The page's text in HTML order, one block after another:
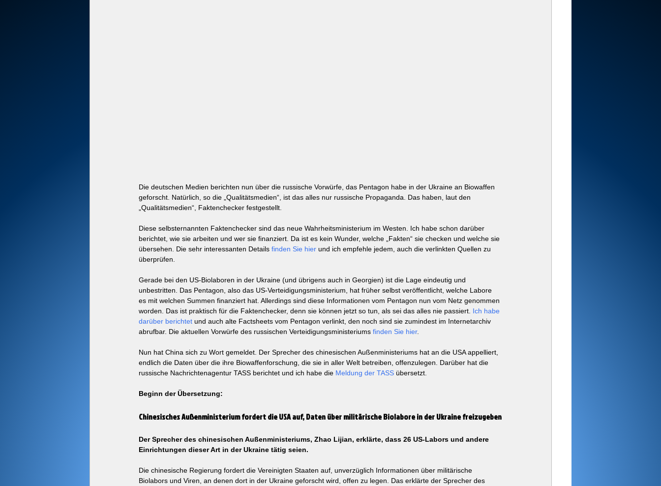
Die deutschen Medien berichten nun über die russische Vorwürfe, das Pentagon habe in der Ukraine an Biowaffen
geforscht. Natürlich, so die „Qualitätsmedien“, ist das alles nur russische Propaganda. Das haben, laut den
„Qualitätsmedien“, Faktenchecker festgestellt.
Diese selbsternannten Faktenchecker sind das neue Wahrheitsministerium im Westen. Ich habe schon darüber
berichtet, wie sie arbeiten und wer sie finanziert. Da ist es kein Wunder, welche „Fakten“ sie checken und welche sie
übersehen. Die sehr interessanten Details finden Sie hier und ich empfehle jedem, auch die verlinkten Quellen zu
überprüfen.
Gerade bei den US-Biolaboren in der Ukraine (und übrigens auch in Georgien) ist die Lage eindeutig und
unbestritten. Das Pentagon, also das US-Verteidigungsministerium, hat früher selbst veröffentlicht, welche Labore
es mit welchen Summen finanziert hat. Allerdings sind diese Informationen vom Pentagon nun vom Netz genommen
worden. Das ist praktisch für die Faktenchecker, denn sie können jetzt so tun, als sei das alles nie passiert. Ich habe
darüber berichtet und auch alte Factsheets vom Pentagon verlinkt, den noch sind sie zumindest im Internetarchiv
abrufbar. Die aktuellen Vorwürfe des russischen Verteidigungsministeriums finden Sie hier.
Nun hat China sich zu Wort gemeldet. Der Sprecher des chinesischen Außenministeriums hat an die USA appelliert,
endlich die Daten über die ihre Biowaffenforschung, die sie in aller Welt betreiben, offenzulegen. Darüber hat die
russische Nachrichtenagentur TASS berichtet und ich habe die Meldung der TASS übersetzt.
Beginn der Übersetzung:
Chinesisches Außenministerium fordert die USA auf, Daten über militärische Biolabore in der Ukraine freizugeben
Der Sprecher des chinesischen Außenministeriums, Zhao Lijian, erklärte, dass 26 US-Labors und andere
Einrichtungen dieser Art in der Ukraine tätig seien.
Die chinesische Regierung fordert die Vereinigten Staaten auf, unverzüglich Informationen über militärische
Biolabors und Viren, an denen dort in der Ukraine geforscht wird, offen zu legen. Das erklärte der Sprecher des